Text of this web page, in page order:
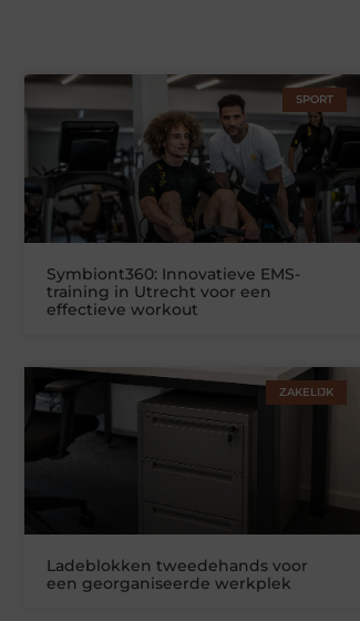
SPORT
Symbiont360: Innovatieve EMS-
training in Utrecht voor een
effectieve workout
ZAKELIJK
Ladeblokken tweedehands voor
een georganiseerde werkplek